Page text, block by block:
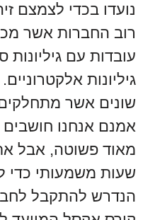
נועדו בכדי לצמצם
רוב החברות אשר
עובדות עם
גיליונות
שונים אשר
אמנם אנחנו
מאוד פשוטה, אבל
שעות משמעותי כדי
הנדרש להתקבל